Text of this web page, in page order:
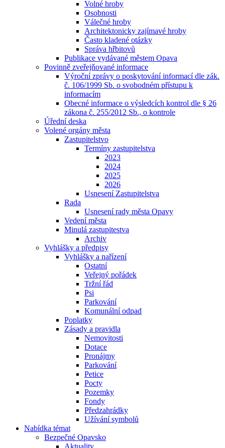
Volné hroby
Osobnosti
Válečné hroby
Architektonicky zajímavé hroby
Často kladené otázky
Správa hřbitovů
Publikace vydávané městem Opava
Povinně zveřejňované informace
Výroční zprávy o poskytování informací dle zák.
č. 106/1999 Sb. o svobodném přístupu k
informacím
Obecné informace o výsledcích kontrol dle § 26
zákona č. 255/2012 Sb., o kontrole
Úřední deska
Volené orgány města
Zastupitelstvo
Termíny zastupitelstva
2023
2024
2025
2026
Usnesení Zastupitelstva
Rada
Usnesení rady města Opavy
Vedení města
Minulá zastupitestva
Archiv
Vyhlášky a předpisy
Vyhlášky a nařízení
Ostatní
Veřejný pořádek
Tržní řád
Psi
Parkování
Komunální odpad
Poplatky
Zásady a pravidla
Nemovitosti
Dotace
Pronájmy
Parkování
Petice
Pocty
Pozemky
Fondy
Předzahrádky
Užívání symbolů
Nabídka témat
Bezpečné Opavsko